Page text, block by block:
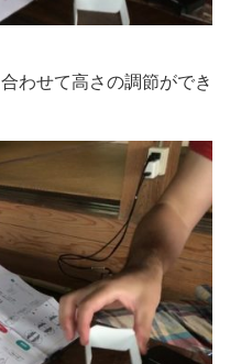
わせて高さの調節ができ